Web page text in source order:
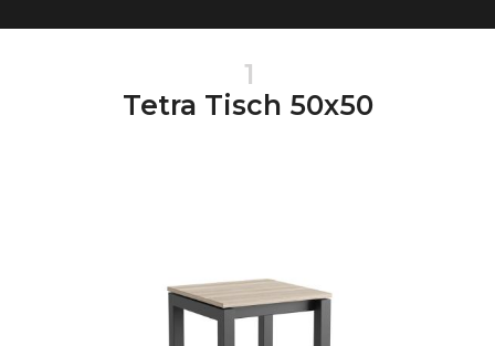
1
Tetra Tisch 50x50